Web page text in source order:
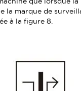
la marque de
à la figure 8.